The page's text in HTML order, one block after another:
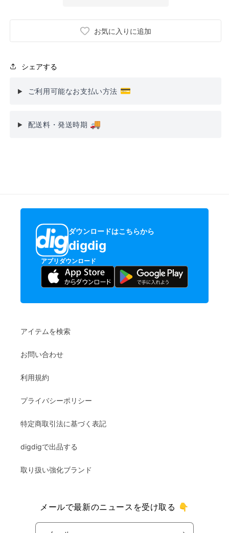
お気に入りに追加
シェアする
ご利用可能なお支払い方法 💳
配送料・発送時期 🚚
ダウンロードはこちらから
digdig
アプリダウンロード
アイテムを検索
お問い合わせ
利用規約
プライバシーポリシー
特定商取引法に基づく表記
digdigで出品する
取り扱い強化ブランド
メールで最新のニュースを受け取る 👇